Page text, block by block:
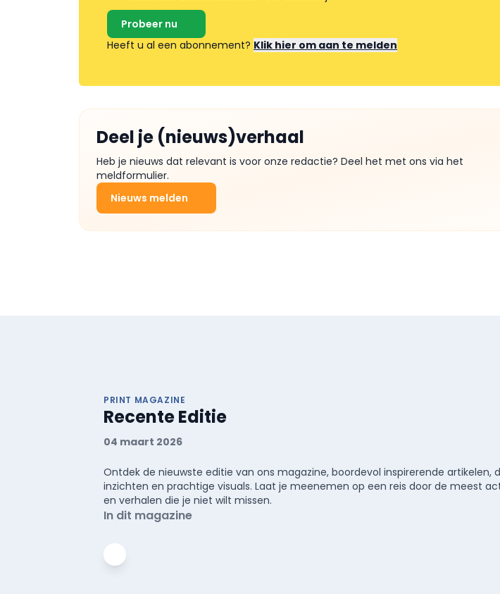
Probeer nu
Heeft u al een abonnement? Klik hier om aan te melden
Deel je (nieuws)verhaal
Heb je nieuws dat relevant is voor onze redactie? Deel het met ons via het
meldformulier.
Nieuws melden
PRINT MAGAZINE
Recente Editie
04 maart 2026
Ontdek de nieuwste editie van ons magazine, boordevol inspirerende artikelen,
inzichten en prachtige visuals. Laat je meenemen op een reis door de meest
en verhalen die je niet wilt missen.
In dit magazine